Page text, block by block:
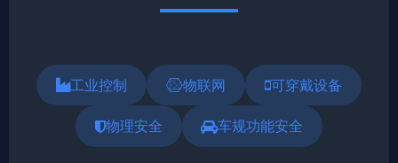
工业控制 物联网 可穿戴设备
物理安全 车规功能安全